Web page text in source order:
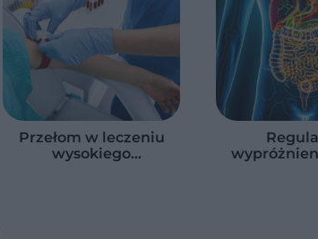
Przełom w leczeniu
wysokiego